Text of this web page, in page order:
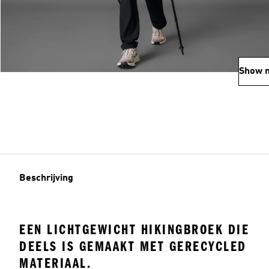
Show
Beschrijving
EEN LICHTGEWICHT HIKINGBROEK DIE
DEELS IS GEMAAKT MET GERECYCLED
MATERIAAL.